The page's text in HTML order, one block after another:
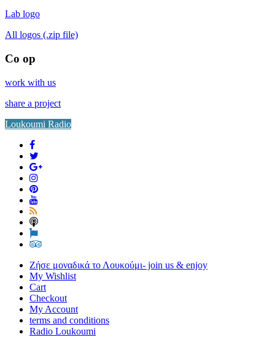
Lab logo
All logos (.zip file)
Co op
work with us
share a project
Loukoumi Radio
Ζήσε μοναδικά το Λουκούμι- join us & enjoy
My Wishlist
Cart
Checkout
My Account
terms and conditions
Radio Loukoumi